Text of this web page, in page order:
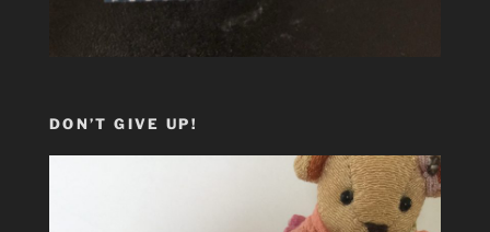
DON’T GIVE UP!